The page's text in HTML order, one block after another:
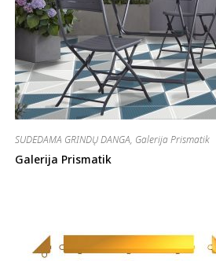
SUDEDAMA GRINDŲ DANGA, Galerija Prismatik
Galerija Prismatik